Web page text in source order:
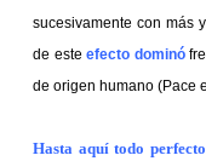
sucesivamente con más
de esteefecto dominó
de origen humano (Pace
Hasta aquí todo